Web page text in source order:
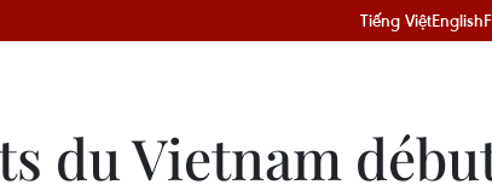
Tiếng ViệtEnglish
du Vietnam